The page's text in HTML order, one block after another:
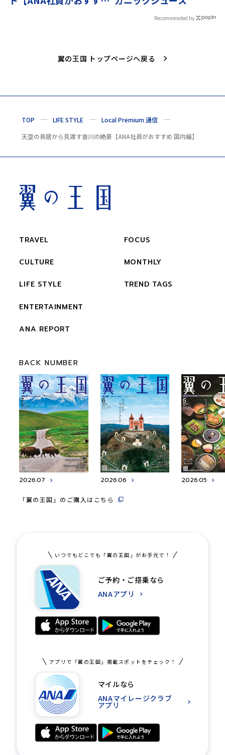
Recommended by
翼の王国 トップページへ戻る
TOP LIFE STYLE
Local Premium 通信
天空の鳥居から見渡す香川の絶景【ANA社員がおすすめ 国内編】
TRAVEL
CULTURE
LIFE STYLE
ENTERTAINMENT
ANA REPORT
FOCUS
MONTHLY
TREND TAGS
BACK NUMBER
2026.07 2026.06 2026.05
「翼の王国」のご購入はこちら
いつでもどこでも「翼の王国」がお手元で！
ご予約・ご搭乗なら
ANAアプリ
アプリで「翼の王国」掲載スポットをチェック！
マイルなら
ANAマイレージクラブ
アプリ